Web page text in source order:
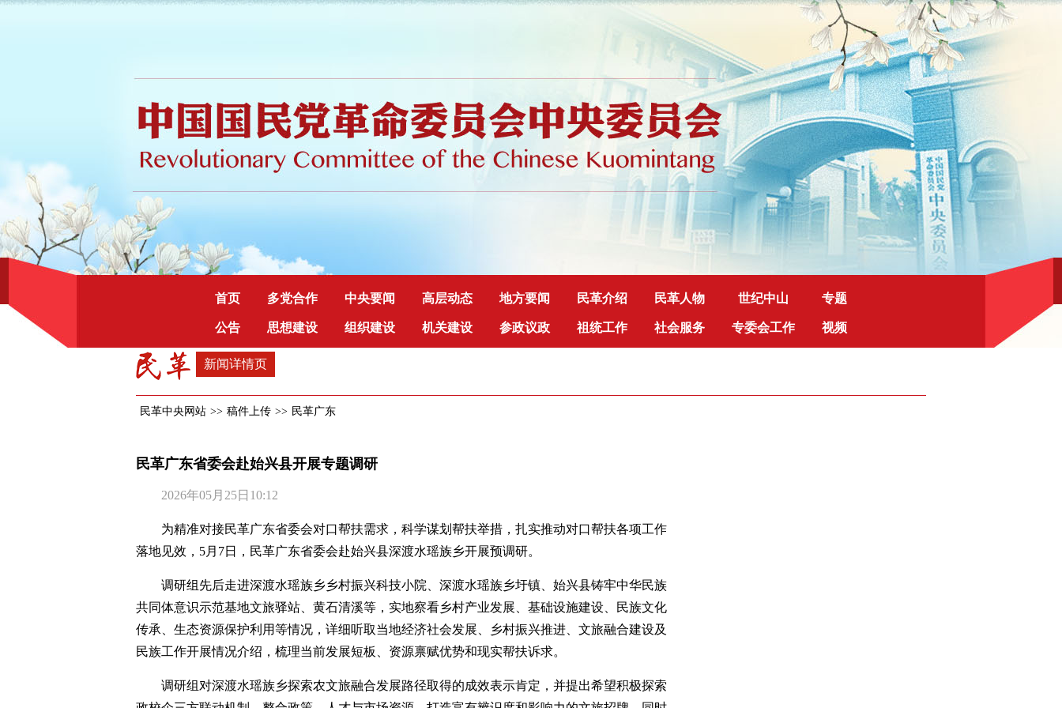
首页 多党合作 中央要闻 高层动态 地方要闻 民革介绍 民革人物 世纪中山 专题
公告 思想建设 组织建设 机关建设 参政议政 祖统工作 社会服务 专委会工作 视频
新闻详情页
民革中央网站 >> 稿件上传 >> 民革广东
民革广东省委会赴始兴县开展专题调研
2026年05月25日10:12
为精准对接民革广东省委会对口帮扶需求，科学谋划帮扶举措，扎实推动对口帮扶各项工作
落地见效，5月7日，民革广东省委会赴始兴县深渡水瑶族乡开展预调研。
调研组先后走进深渡水瑶族乡乡村振兴科技小院、深渡水瑶族乡圩镇、始兴县铸牢中华民族
共同体意识示范基地文旅驿站、黄石清溪等，实地察看乡村产业发展、基础设施建设、民族文化
传承、生态资源保护利用等情况，详细听取当地经济社会发展、乡村振兴推进、文旅融合建设及
民族工作开展情况介绍，梳理当前发展短板、资源禀赋优势和现实帮扶诉求。
调研组对深渡水瑶族乡探索农文旅融合发展路径取得的成效表示肯定，并提出希望积极探索